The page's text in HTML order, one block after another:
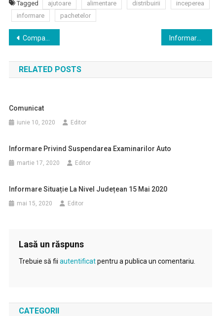
Tagged ajutoare alimentare distribuirii
inceperea
informare
pachetelor
Navigare
în
articole
Compartiment pentru tratarea pacienţilor cardiaci critici la Spitalul Judeţean Deva
RELATED POSTS
Comunicat
iunie 10, 2020 Editor
Informare Privind Suspendarea Examinarilor Auto
martie 17, 2020 Editor
Informare Situație La Nivel Județean 15 Mai 2020
mai 15, 2020 Editor
Lasă un răspuns
Trebuie să fii autentificatpentru a publica un comentariu.
CATEGORII